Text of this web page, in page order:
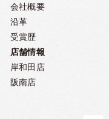
会社概要
沿革
受賞歴
店舗情報
岸和田店
阪南店